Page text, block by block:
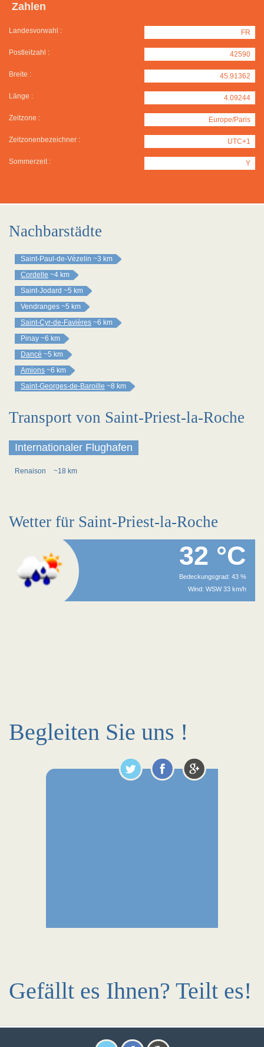
Zahlen
Landesvorwahl : FR
Postleitzahl : 42590
Breite : 45.91362
Länge : 4.09244
Zeitzone : Europe/Paris
Zeitzonenbezeichner : UTC+1
Sommerzeit : Y
Nachbarstädte
Saint-Paul-de-Vézelin ~3 km
Cordelle ~4 km
Saint-Jodard ~5 km
Vendranges ~5 km
Saint-Cyr-de-Favières ~6 km
Pinay ~6 km
Dancé ~5 km
Amions ~6 km
Saint-Georges-de-Baroille ~8 km
Transport von Saint-Priest-la-Roche
Internationaler Flughafen
Renaison ~18 km
Wetter für Saint-Priest-la-Roche
32 °C
Bedeckungsgrad: 43 %
Wind: WSW 33 km/h
Begleiten Sie uns !
Gefällt es Ihnen? Teilt es!